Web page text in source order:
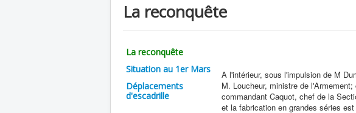
La reconquête
La reconquête
Situation au 1er Mars
Déplacements
d'escadrille
A l'intérieur, sous l'impulsion de M
M. Loucheur, ministre de
commandant Caquot, chef de la
et la fabrication en grandes séries